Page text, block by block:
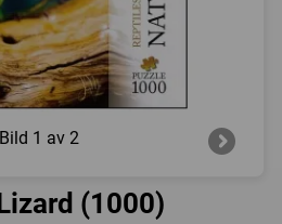
Bild 1 av 2
(1000)